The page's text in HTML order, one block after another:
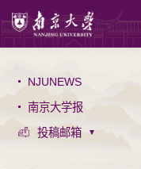
NJUNEWS
南京大学报
投稿邮箱